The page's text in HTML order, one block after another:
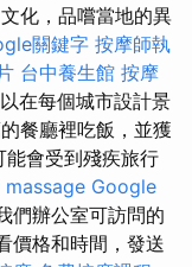
化，品嚐當地的異
關鍵字 按摩師執
台中養生館 按摩
在每個城市設計景
餐廳裡吃飯，並獲
會受到殘疾旅行
massage Google
們辦公室可訪問的
價格和時間，發送